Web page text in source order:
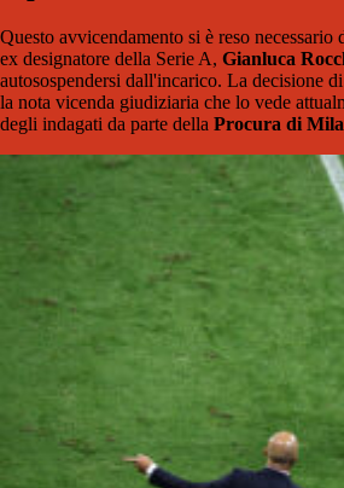
Questo avvicendamento si è reso necessario
ex designatore della Serie A, Gianluca
autosospendersi dall'incarico. La decisione
la nota vicenda giudiziaria che lo vede
degli indagati da parte della Procura di